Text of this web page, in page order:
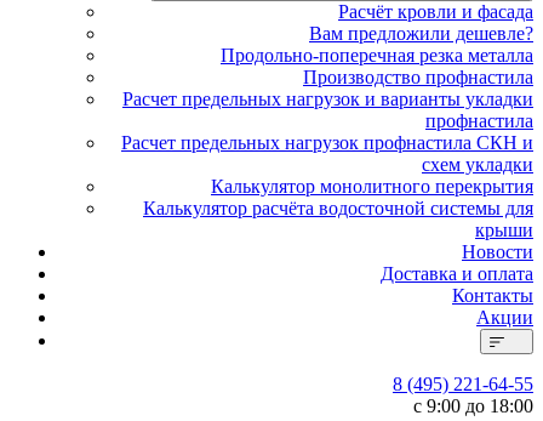
Расчёт кровли и фасада
Вам предложили дешевле?
Продольно-поперечная резка металла
Производство профнастила
Расчет предельных нагрузок и варианты укладки
профнастила
Расчет предельных нагрузок профнастила СКН и
схем укладки
Калькулятор монолитного перекрытия
Калькулятор расчёта водосточной системы для
крыши
Новости
Доставка и оплата
Контакты
Акции
8 (495) 221-64-55
с 9:00 до 18:00